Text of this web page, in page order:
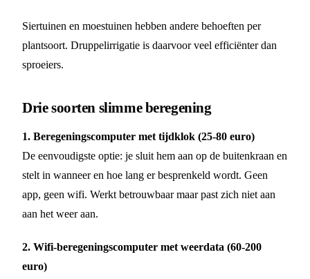
Siertuinen en moestuinen hebben andere behoeften per
plantsoort. Druppelirrigatie is daarvoor veel efficiënter dan
sproeiers.
Drie soorten slimme beregening
1. Beregeningscomputer met tijdklok (25-80 euro)
De eenvoudigste optie: je sluit hem aan op de buitenkraan en
stelt in wanneer en hoe lang er besprenkeld wordt. Geen
app, geen wifi. Werkt betrouwbaar maar past zich niet aan
aan het weer aan.
2. Wifi-beregeningscomputer met weerdata (60-200
euro)